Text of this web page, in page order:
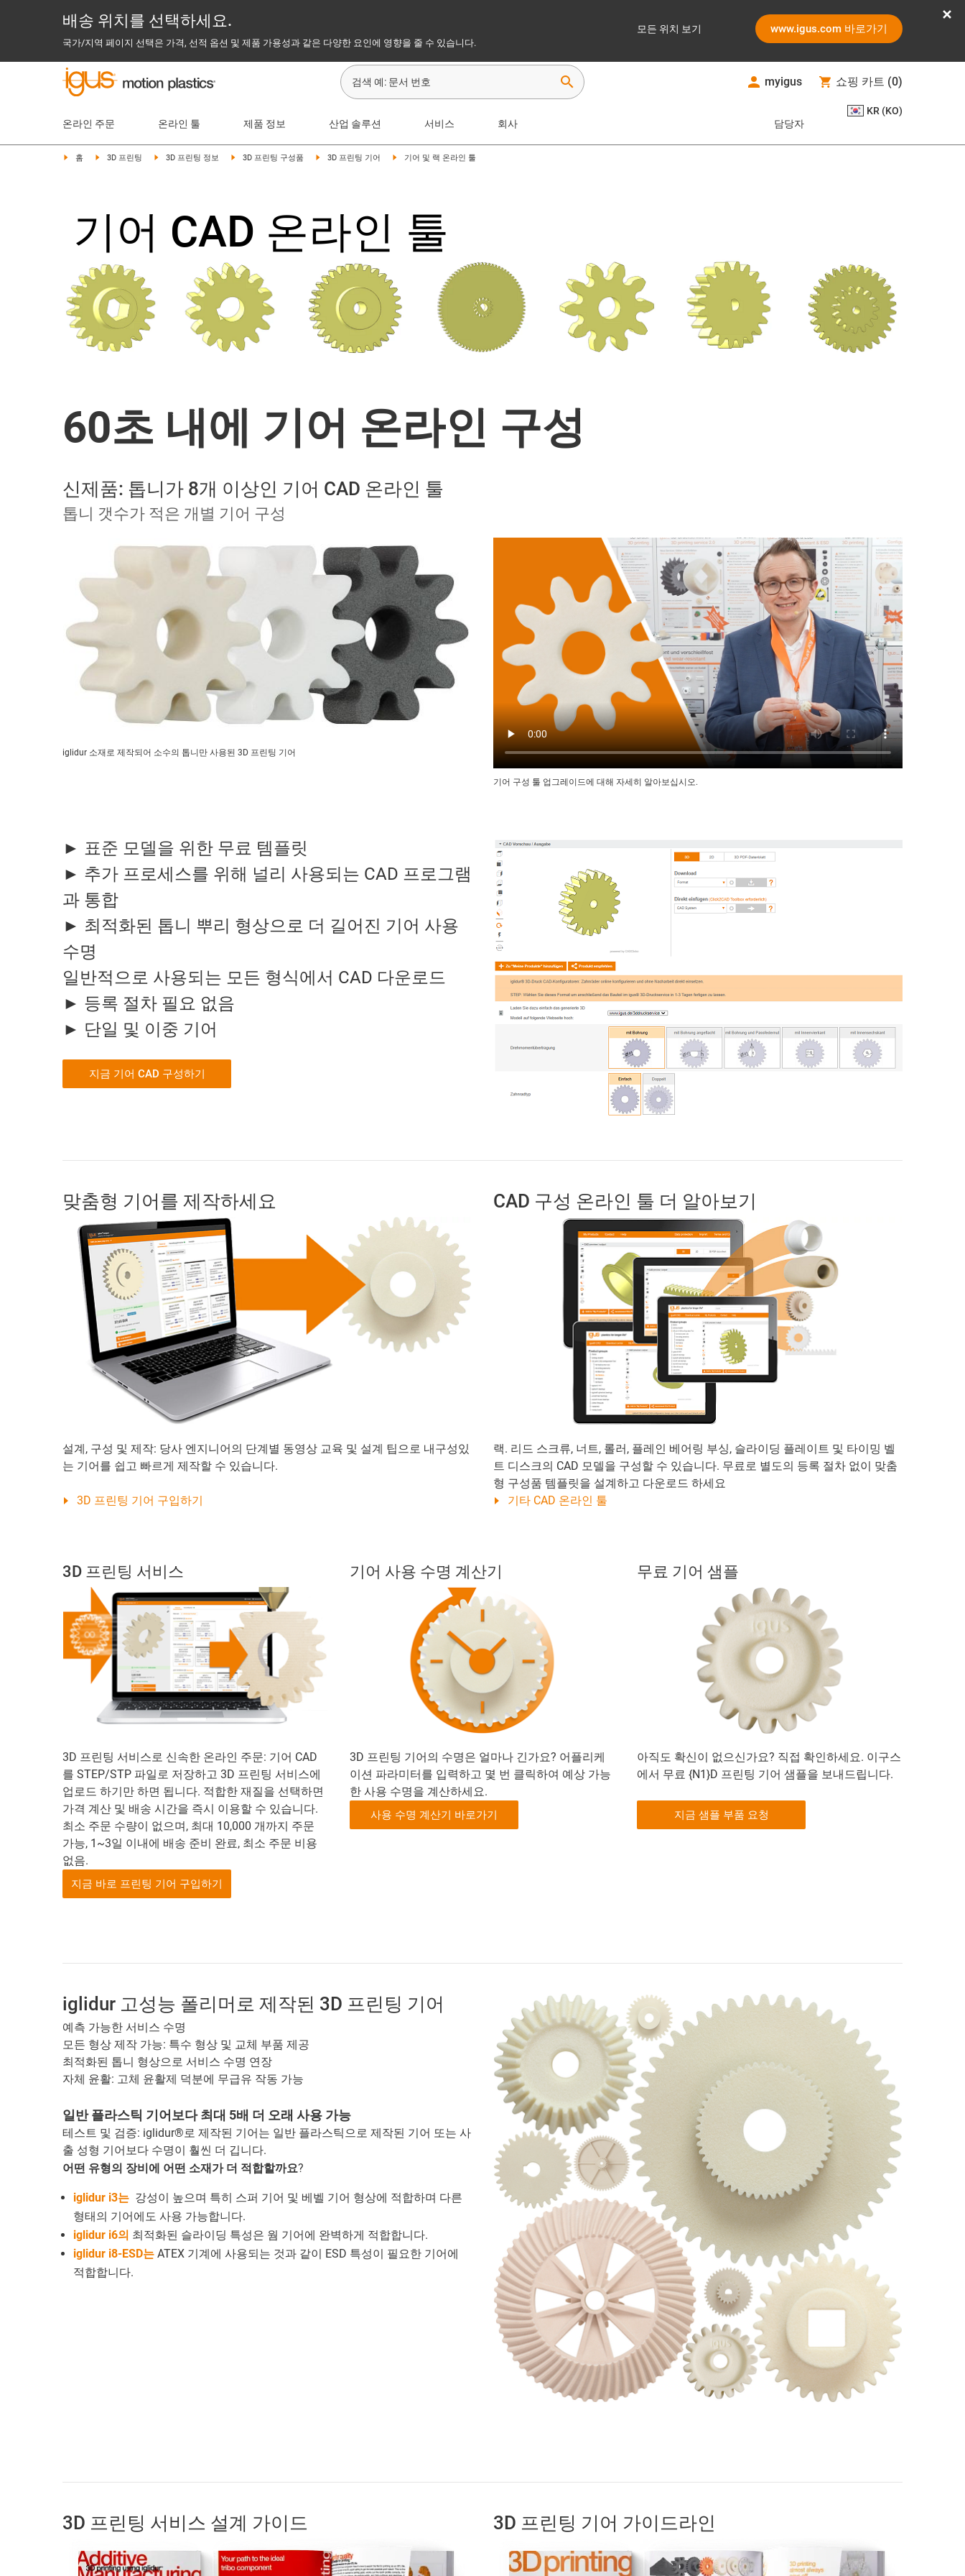
배송 위치를 선택하세요.
국가/지역 페이지 선택은 가격, 선적 옵션 및 제품 가용성과 같은 다양한 요인에 영향을 줄 수 있습니다.
모든 위치 보기 www.igus.com 바로가기
search myigus 쇼핑 카트 (0)
온라인 주문 온라인 툴 제품 정보 산업 솔루션 서비스 회사 담당자
KR (KO)
홈 3D 프린팅 3D 프린팅 정보 3D 프린팅 구성품 3D 프린팅 기어 기어 및 랙 온라인 툴
기어 CAD 온라인 툴
60초 내에 기어 온라인 구성
신제품: 톱니가 8개 이상인 기어 CAD 온라인 툴
톱니 갯수가 적은 개별 기어 구성
iglidur 소재로 제작되어 소수의 톱니만 사용된 3D 프린팅 기어
기어 구성 툴 업그레이드에 대해 자세히 알아보십시오.
► 표준 모델을 위한 무료 템플릿
► 추가 프로세스를 위해 널리 사용되는 CAD 프로그램
과 통합
► 최적화된 톱니 뿌리 형상으로 더 길어진 기어 사용
수명
일반적으로 사용되는 모든 형식에서 CAD 다운로드
► 등록 절차 필요 없음
► 단일 및 이중 기어
지금 기어 CAD 구성하기
맞춤형 기어를 제작하세요
설계, 구성 및 제작: 당사 엔지니어의 단계별 동영상 교육 및 설계 팁으로 내구성있
는 기어를 쉽고 빠르게 제작할 수 있습니다.
3D 프린팅 기어 구입하기
CAD 구성 온라인 툴 더 알아보기
랙. 리드 스크류, 너트, 롤러, 플레인 베어링 부싱, 슬라이딩 플레이트 및 타이밍 벨
트 디스크의 CAD 모델을 구성할 수 있습니다. 무료로 별도의 등록 절차 없이 맞춤
형 구성품 템플릿을 설계하고 다운로드 하세요
기타 CAD 온라인 툴
3D 프린팅 서비스
3D 프린팅 서비스로 신속한 온라인 주문: 기어 CAD
를 STEP/STP 파일로 저장하고 3D 프린팅 서비스에
업로드 하기만 하면 됩니다. 적합한 재질을 선택하면
가격 계산 및 배송 시간을 즉시 이용할 수 있습니다.
최소 주문 수량이 없으며, 최대 10,000 개까지 주문
가능, 1~3일 이내에 배송 준비 완료, 최소 주문 비용
없음.
지금 바로 프린팅 기어 구입하기
기어 사용 수명 계산기
3D 프린팅 기어의 수명은 얼마나 긴가요? 어플리케
이션 파라미터를 입력하고 몇 번 클릭하여 예상 가능
한 사용 수명을 계산하세요.
사용 수명 계산기 바로가기
무료 기어 샘플
아직도 확신이 없으신가요? 직접 확인하세요. 이구스
에서 무료 {N1}D 프린팅 기어 샘플을 보내드립니다.
지금 샘플 부품 요청
iglidur 고성능 폴리머로 제작된 3D 프린팅 기어
예측 가능한 서비스 수명
모든 형상 제작 가능: 특수 형상 및 교체 부품 제공
최적화된 톱니 형상으로 서비스 수명 연장
자체 윤활: 고체 윤활제 덕분에 무급유 작동 가능
일반 플라스틱 기어보다 최대 5배 더 오래 사용 가능
테스트 및 검증: iglidur®로 제작된 기어는 일반 플라스틱으로 제작된 기어 또는 사
출 성형 기어보다 수명이 훨씬 더 깁니다.
어떤 유형의 장비에 어떤 소재가 더 적합할까요?
iglidur i3는 강성이 높으며 특히 스퍼 기어 및 베벨 기어 형상에 적합하며 다른
형태의 기어에도 사용 가능합니다.
iglidur i6의 최적화된 슬라이딩 특성은 웜 기어에 완벽하게 적합합니다.
iglidur i8-ESD는 ATEX 기계에 사용되는 것과 같이 ESD 특성이 필요한 기어에
적합합니다.
3D 프린팅 서비스 설계 가이드 3D 프린팅 기어 가이드라인